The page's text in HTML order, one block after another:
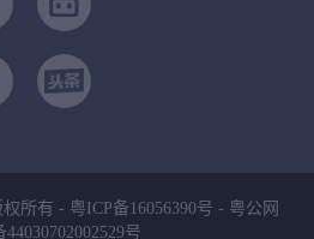
所有 - 粤ICP备16056390号 - 粤公网
44030702002529号